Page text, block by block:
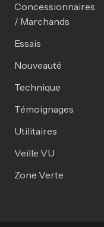
Concessionnaires
/ Marchands
Essais
Nouveauté
Technique
Témoignages
Utilitaires
Veille VU
Zone Verte